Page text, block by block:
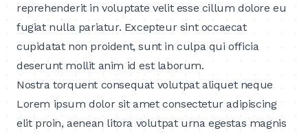
reprehenderit in voluptate velit esse cillum dolore eu
fugiat nulla pariatur. Excepteur sint occaecat
cupidatat non proident, sunt in culpa qui officia
deserunt mollit anim id est laborum.
Nostra torquent consequat volutpat aliquet neque
Lorem ipsum dolor sit amet consectetur adipiscing
elit proin, aenean litora volutpat urna egestas magnis